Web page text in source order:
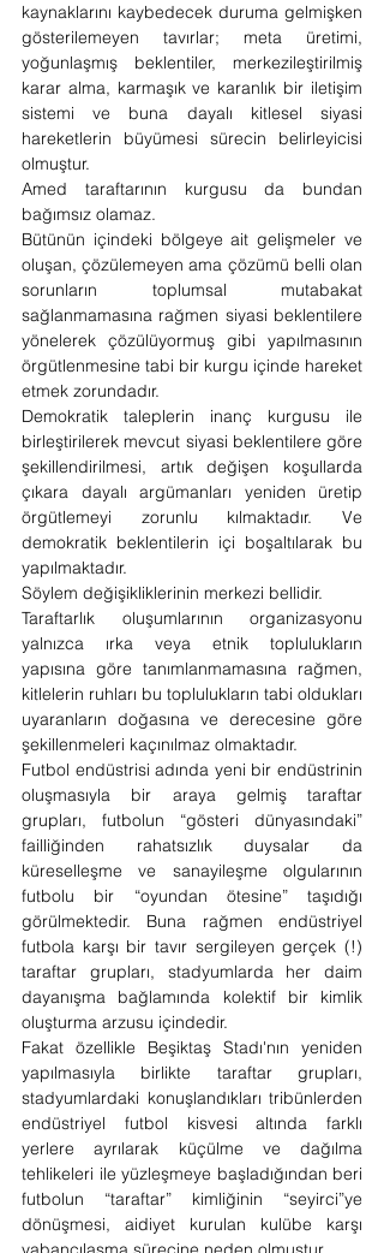
kaynaklarını kaybedecek duruma gelmişken
gösterilemeyen tavırlar; meta üretimi,
yoğunlaşmış beklentiler, merkezileştirilmiş
karar alma, karmaşık ve karanlık bir iletişim
sistemi ve buna dayalı kitlesel siyasi
hareketlerin büyümesi sürecin belirleyicisi
olmuştur.
Amed taraftarının kurgusu da bundan
bağımsız olamaz.
Bütünün içindeki bölgeye ait gelişmeler ve
oluşan, çözülemeyen ama çözümü belli olan
sorunların toplumsal mutabakat
sağlanmamasına rağmen siyasi beklentilere
yönelerek çözülüyormuş gibi yapılmasının
örgütlenmesine tabi bir kurgu içinde hareket
etmek zorundadır.
Demokratik taleplerin inanç kurgusu ile
birleştirilerek mevcut siyasi beklentilere göre
şekillendirilmesi, artık değişen koşullarda
çıkara dayalı argümanları yeniden üretip
örgütlemeyi zorunlu kılmaktadır. Ve
demokratik beklentilerin içi boşaltılarak bu
yapılmaktadır.
Söylem değişikliklerinin merkezi bellidir.
Taraftarlık oluşumlarının organizasyonu
yalnızca ırka veya etnik toplulukların
yapısına göre tanımlanmamasına rağmen,
kitlelerin ruhları bu toplulukların tabi oldukları
uyaranların doğasına ve derecesine göre
şekillenmeleri kaçınılmaz olmaktadır.
Futbol endüstrisi adında yeni bir endüstrinin
oluşmasıyla bir araya gelmiş taraftar
grupları, futbolun “gösteri dünyasındaki”
failliğinden rahatsızlık duysalar da
küreselleşme ve sanayileşme olgularının
futbolu bir “oyundan ötesine” taşıdığı
görülmektedir. Buna rağmen endüstriyel
futbola karşı bir tavır sergileyen gerçek (!)
taraftar grupları, stadyumlarda her daim
dayanışma bağlamında kolektif bir kimlik
oluşturma arzusu içindedir.
Fakat özellikle Beşiktaş Stadı'nın yeniden
yapılmasıyla birlikte taraftar grupları,
stadyumlardaki konuşlandıkları tribünlerden
endüstriyel futbol kisvesi altında farklı
yerlere ayrılarak küçülme ve dağılma
tehlikeleri ile yüzleşmeye başladığından beri
futbolun “taraftar” kimliğinin “seyirci”ye
dönüşmesi, aidiyet kurulan kulübe karşı